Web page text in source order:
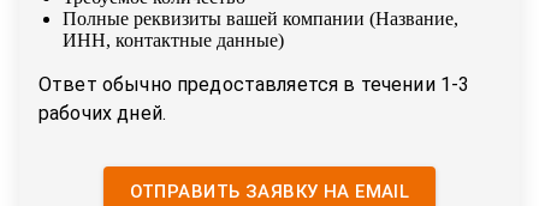
Полные реквизиты вашей компании (Название,
ИНН, контактные данные)
Ответ обычно предоставляется в течении 1-3
рабочих дней.
ОТПРАВИТЬ ЗАЯВКУ НА EMAIL